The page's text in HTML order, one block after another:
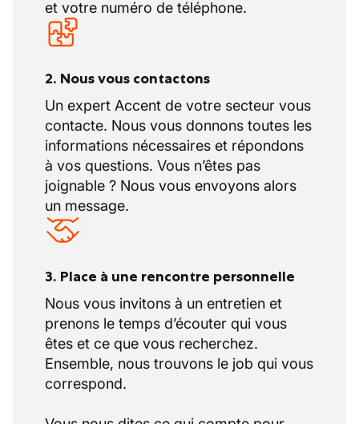
et votre numéro de téléphone.
2. Nous vous contactons
Un expert Accent de votre secteur vous
contacte. Nous vous donnons toutes les
informations nécessaires et répondons
à vos questions. Vous n’êtes pas
joignable ? Nous vous envoyons alors
un message.
3. Place à une rencontre personnelle
Nous vous invitons à un entretien et
prenons le temps d’écouter qui vous
êtes et ce que vous recherchez.
Ensemble, nous trouvons le job qui vous
correspond.